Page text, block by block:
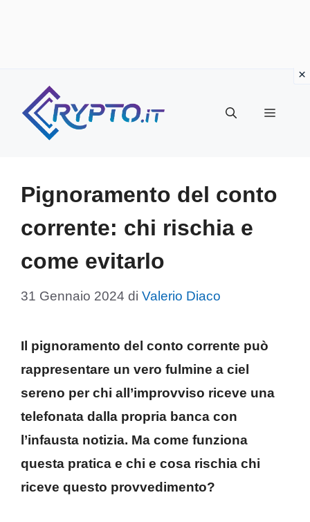
contenuto
Menu
Pignoramento del conto
corrente: chi rischia e
come evitarlo
31 Gennaio 2024 di Valerio Diaco
Il pignoramento del conto corrente può
rappresentare un vero fulmine a ciel
sereno per chi all’improvviso riceve una
telefonata dalla propria banca con
l’infausta notizia. Ma come funziona
questa pratica e chi e cosa rischia chi
riceve questo provvedimento?